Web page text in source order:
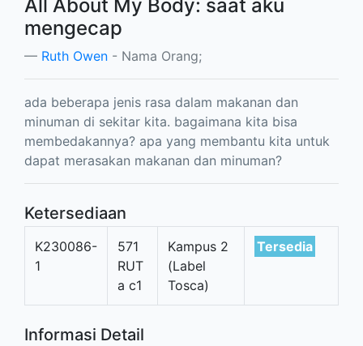
All About My Body: saat aku
mengecap
Ruth Owen - Nama Orang;
ada beberapa jenis rasa dalam makanan dan
minuman di sekitar kita. bagaimana kita bisa
membedakannya? apa yang membantu kita untuk
dapat merasakan makanan dan minuman?
Ketersediaan
K230086-
1
571
RUT
a c1
Kampus 2
(Label
Tosca)
Tersedia
Informasi Detail